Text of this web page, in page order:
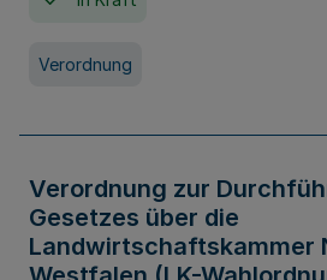
Verordnung
Verordnung zur
Gesetzes über die
Landwirtschaftskammer